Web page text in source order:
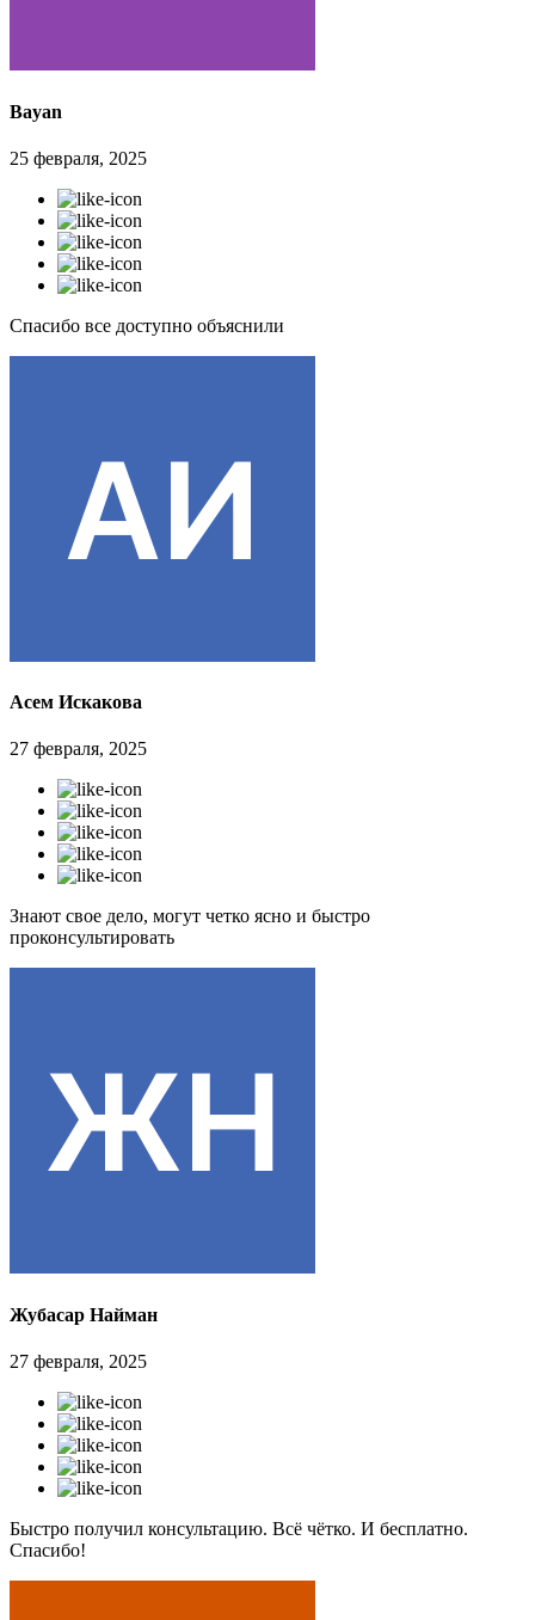
Bayan
25 февраля, 2025
Спасибо все доступно объяснили
Асем Искакова
27 февраля, 2025
Знают свое дело, могут четко ясно и быстро
проконсультировать
Жубасар Найман
27 февраля, 2025
Быстро получил консультацию. Всё чётко. И бесплатно.
Спасибо!